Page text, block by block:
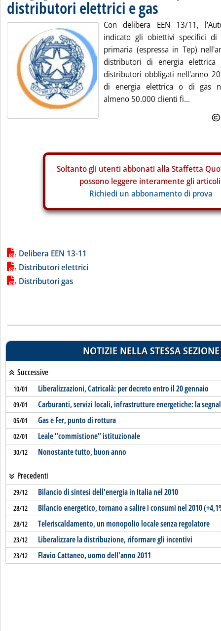
distributori elettrici e gas
Con delibera EEN 13/11,
indicato gli obiettivi specifici
primaria (espressa in Tep)
distributori di energia
distributori obbligati nell'anno
di energia elettrica o di gas
almeno 50.000 clienti fi...
Soltanto gli utenti abbonati alla Staffetta
possono leggere interamente gli
Richiedi un abbonamento di prova
Lista allegati PDF alla notizia
Delibera EEN 13-11
Distributori elettrici
Distributori gas
NOTIZIE NELLA STESSA SEZIONE
Successive
10/01 Liberalizzazioni, Catricalà: per decreto entro il 20 gennaio
09/01 Carburanti, servizi locali, infrastrutture energetiche: la
05/01 Gas e Fer, punto di rottura
02/01 Leale "commistione" istituzionale
30/12 Nonostante tutto, buon anno
Precedenti
29/12 Bilancio di sintesi dell'energia in Italia nel 2010
28/12 Bilancio energetico, tornano a salire i consumi nel 2010
28/12 Teleriscaldamento, un monopolio locale senza regolatore
23/12 Liberalizzare la distribuzione, riformare gli incentivi
23/12 Flavio Cattaneo, uomo dell'anno 2011